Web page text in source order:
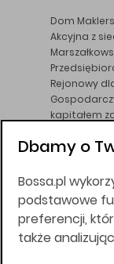
Dom
Akcyjna z
Rejonowy
kapitałem
DM BOŚ
Wszelkie
informacje
kierowane
Dbamy o
Bossa.pl
podstawowe
preferencji,
także